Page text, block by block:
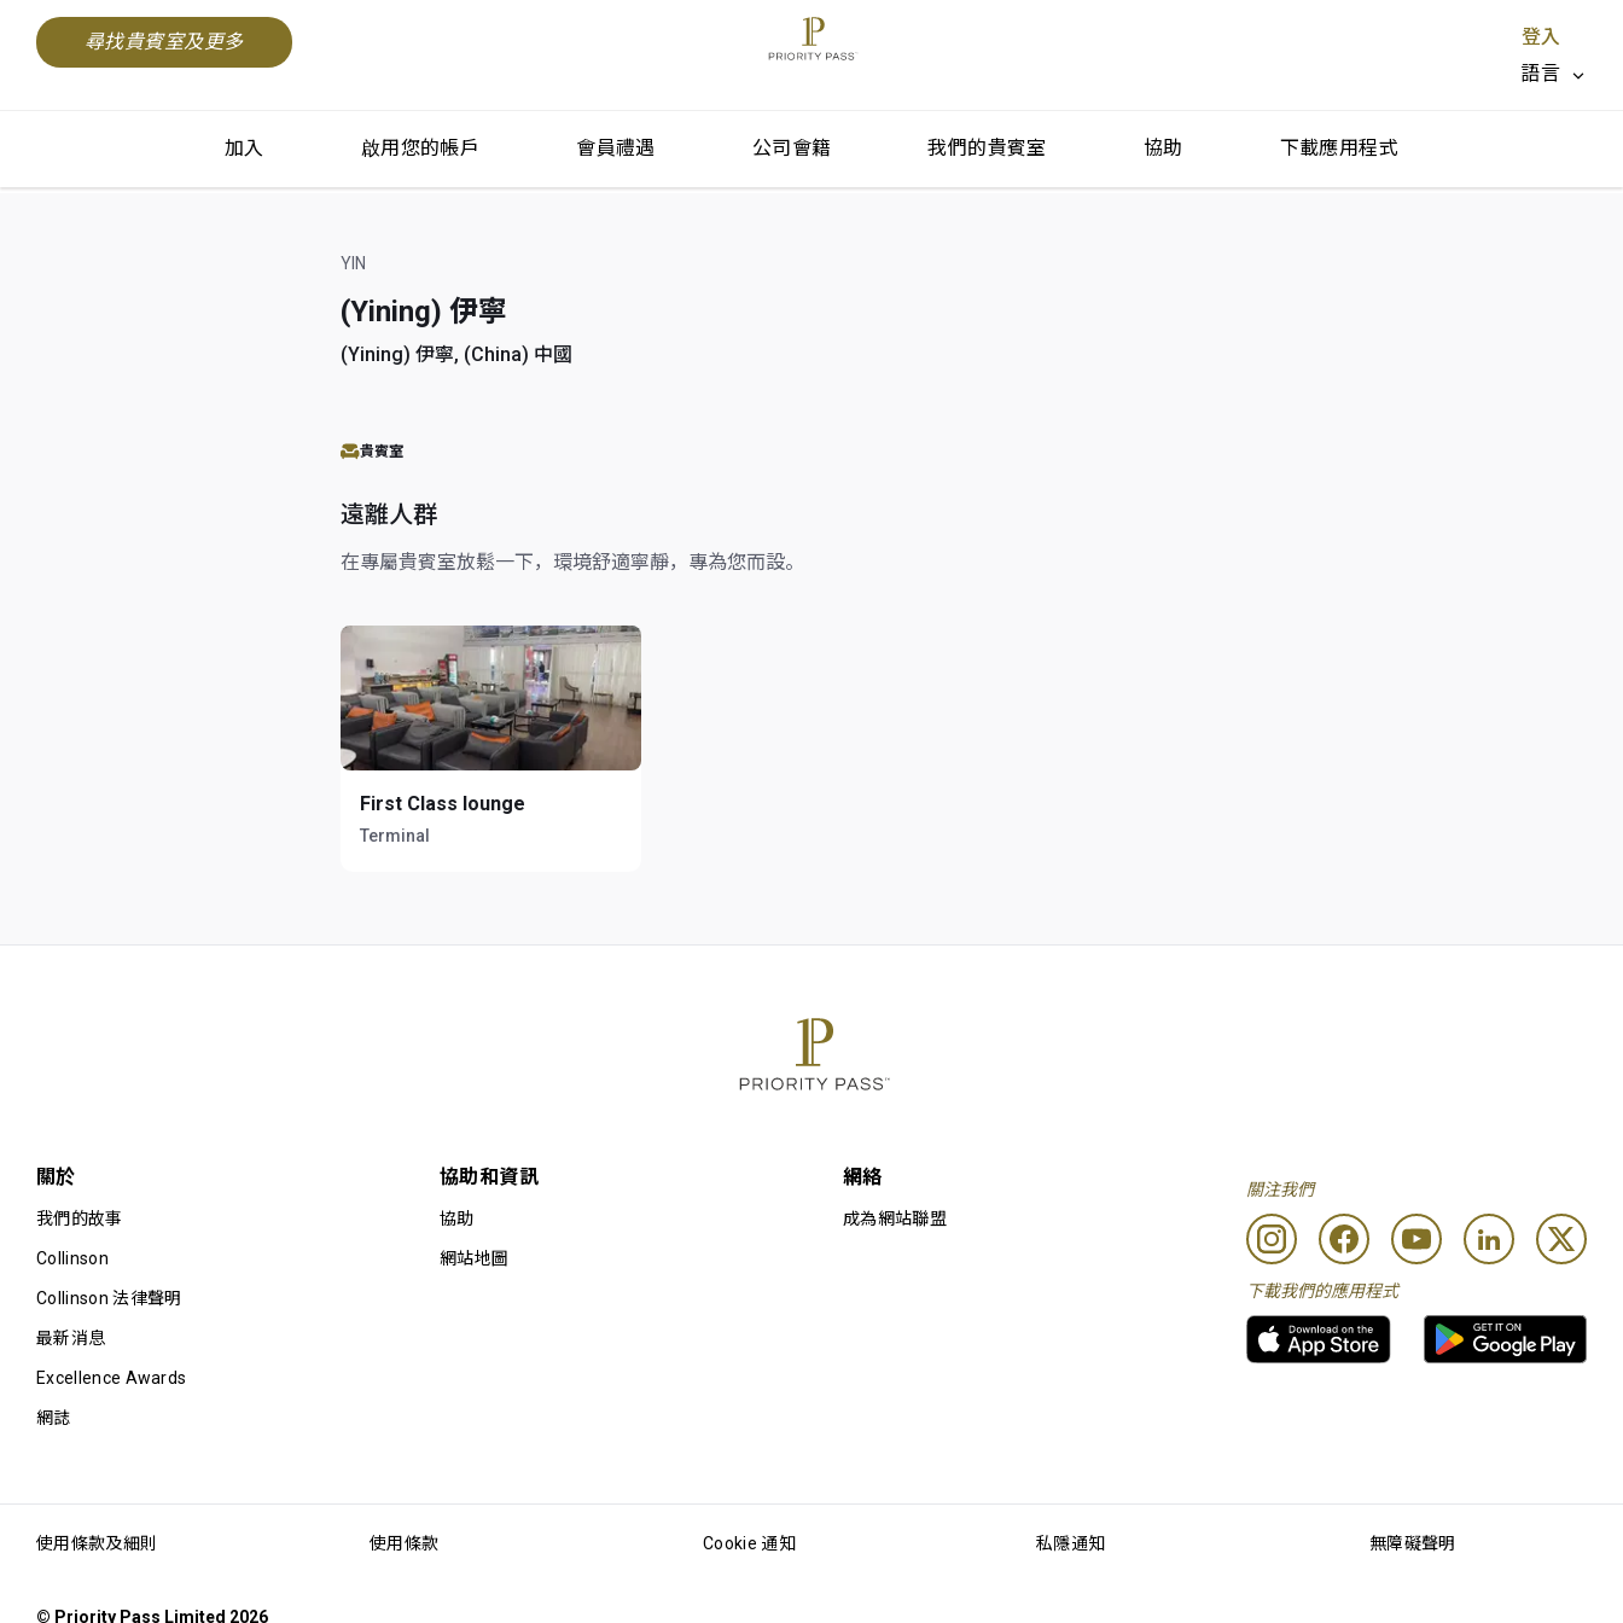
尋找貴賓室及更多
登入
語言
加入 啟用您的帳戶 會員禮遇 公司會籍 我們的貴賓室 協助 下載應用程式
YIN
(Yining) 伊寧
(Yining) 伊寧, (China) 中國
貴賓室
遠離人群
在專屬貴賓室放鬆一下，環境舒適寧靜，專為您而設。
First Class lounge
Terminal
關於
我們的故事
Collinson
Collinson 法律聲明
最新消息
Excellence Awards
網誌
協助和資訊
協助
網站地圖
網絡
成為網站聯盟
關注我們
下載我們的應用程式
使用條款及細則 使用條款 Cookie 通知 私隱通知 無障礙聲明
© Priority Pass Limited 2026